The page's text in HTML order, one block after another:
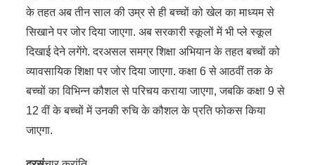
के तहत अब तीन साल की उम्र से ही बच्चों को खेल का माध्यम से
सिखाने पर जोर दिया जाएगा. अब सरकारी स्कूलों में भी प्ले स्कूल
दिखाई देने लगेंगे. दरअसल समग्र शिक्षा अभियान के तहत बच्चों को
व्यावसायिक शिक्षा पर जोर दिया जाएगा. कक्षा 6 से आठवीं तक के
बच्चों का विभिन्न कौशल से परिचय कराया जाएगा, जबकि कक्षा 9 से
12 वीं के बच्चों में उनकी रुचि के कौशल के प्रति फोकस किया
जाएगा.